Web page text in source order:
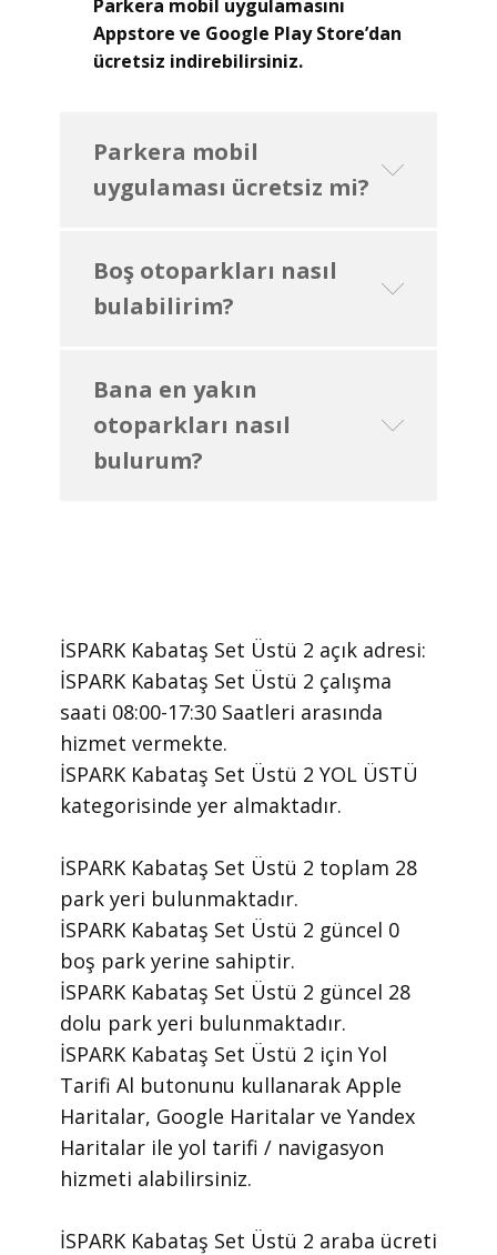
Parkera mobil uygulamasını
Appstore ve Google Play Store’dan
ücretsiz indirebilirsiniz.
Parkera mobil
uygulaması ücretsiz mi?
Boş otoparkları nasıl
bulabilirim?
Bana en yakın
otoparkları nasıl
bulurum?
İSPARK Kabataş Set Üstü 2 ​açık adresi:
İSPARK Kabataş Set Üstü 2 ​çalışma
saati 08:00-17:30 Saatleri arasında ​
hizmet vermekte.
​İSPARK Kabataş Set Üstü 2 YOL ÜSTÜ
kategorisinde yer almaktadır.
İSPARK Kabataş Set Üstü 2 toplam 28
park yeri bulunmaktadır.
İSPARK Kabataş Set Üstü 2 güncel 0
boş park yerine sahiptir.
İSPARK Kabataş Set Üstü 2 güncel 28
dolu park yeri bulunmaktadır.
İSPARK Kabataş Set Üstü 2 için Yol
Tarifi Al butonunu kullanarak Apple
Haritalar, Google Haritalar ve Yandex
Haritalar ile yol tarifi / navigasyon
hizmeti alabilirsiniz.
İSPARK Kabataş Set Üstü 2 araba ücreti